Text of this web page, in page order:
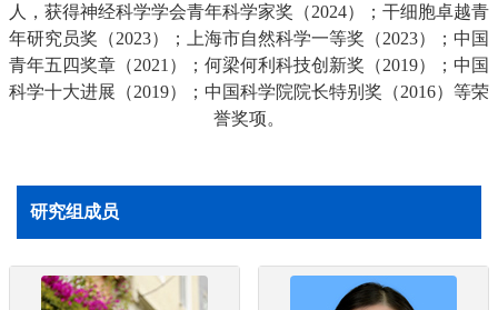
人，获得神经科学学会青年科学家奖（2024）；干细胞卓越青
年研究员奖（2023）；上海市自然科学一等奖（2023）；中国
青年五四奖章（2021）；何梁何利科技创新奖（2019）；中国
科学十大进展（2019）；中国科学院院长特别奖（2016）等荣
誉奖项。
研究组成员